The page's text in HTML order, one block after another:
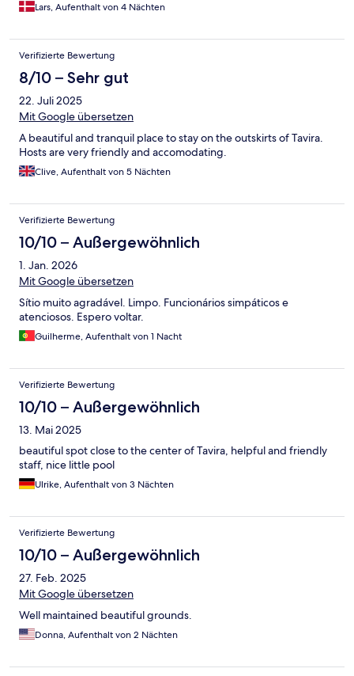
Lars, Aufenthalt von 4 Nächten
Verifizierte Bewertung
8/10 – Sehr gut
22. Juli 2025
Mit Google übersetzen
A beautiful and tranquil place to stay on the outskirts of Tavira.
Hosts are very friendly and accomodating.
Clive, Aufenthalt von 5 Nächten
Verifizierte Bewertung
10/10 – Außergewöhnlich
1. Jan. 2026
Mit Google übersetzen
Sítio muito agradável. Limpo. Funcionários simpáticos e
atenciosos. Espero voltar.
Guilherme, Aufenthalt von 1 Nacht
Verifizierte Bewertung
10/10 – Außergewöhnlich
13. Mai 2025
beautiful spot close to the center of Tavira, helpful and friendly
staff, nice little pool
Ulrike, Aufenthalt von 3 Nächten
Verifizierte Bewertung
10/10 – Außergewöhnlich
27. Feb. 2025
Mit Google übersetzen
Well maintained beautiful grounds.
Donna, Aufenthalt von 2 Nächten